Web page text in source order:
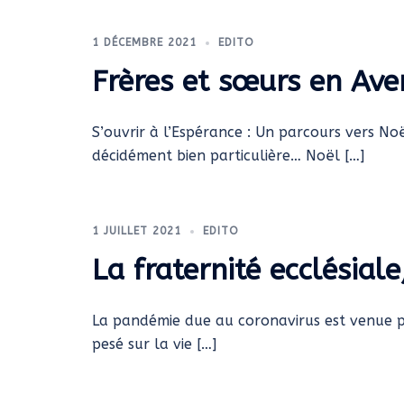
1 DÉCEMBRE 2021 EDITO
Frères et sœurs en
S’ouvrir à l’Espérance : Un parcours vers
décidément bien particulière… Noël […]
1 JUILLET 2021 EDITO
La fraternité
La pandémie due au coronavirus est
pesé sur la vie […]